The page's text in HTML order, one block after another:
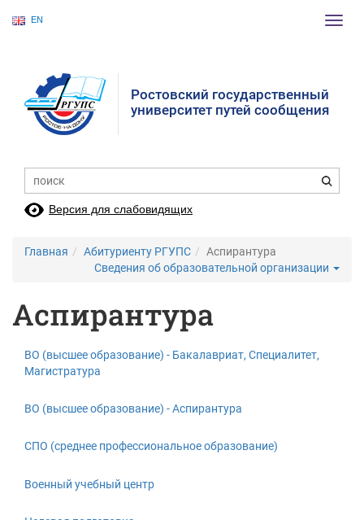
EN
Ростовский государственный
университет путей сообщения
Версия для слабовидящих
Главная Абитуриенту РГУПС
Аспирантура
Сведения об образовательной организации
Аспирантура
ВО (высшее образование) - Бакалавриат, Специалитет,
Магистратура
ВО (высшее образование) - Аспирантура
СПО (среднее профессиональное образование)
Военный учебный центр